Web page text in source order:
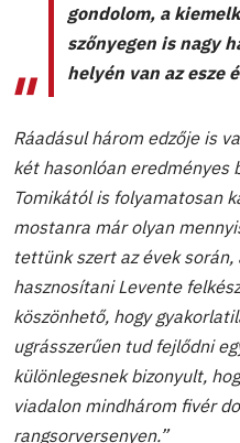
gondolom, a
szőnyegen is nagy
helyén van az esze
Ráadásul három edzője is
két hasonlóan eredményes
Tomikától is folyamatosan
mostanra már olyan
tettünk szert az évek
hasznosítani Levente
köszönhető, hogy
ugrásszerűen tud fejlődni
különlegesnek bizonyult,
viadalon mindhárom fivér
rangsorversenyen.”